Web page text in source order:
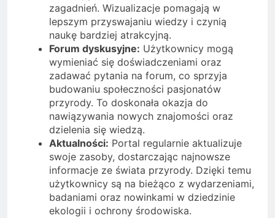
zagadnień. Wizualizacje pomagają w
lepszym przyswajaniu wiedzy i czynią
naukę bardziej atrakcyjną.
Forum dyskusyjne: Użytkownicy mogą
wymieniać się doświadczeniami oraz
zadawać pytania na forum, co sprzyja
budowaniu społeczności pasjonatów
przyrody. To doskonała okazja do
nawiązywania nowych znajomości oraz
dzielenia się wiedzą.
Aktualności: Portal regularnie aktualizuje
swoje zasoby, dostarczając najnowsze
informacje ze świata przyrody. Dzięki temu
użytkownicy są na bieżąco z wydarzeniami,
badaniami oraz nowinkami w dziedzinie
ekologii i ochrony środowiska.